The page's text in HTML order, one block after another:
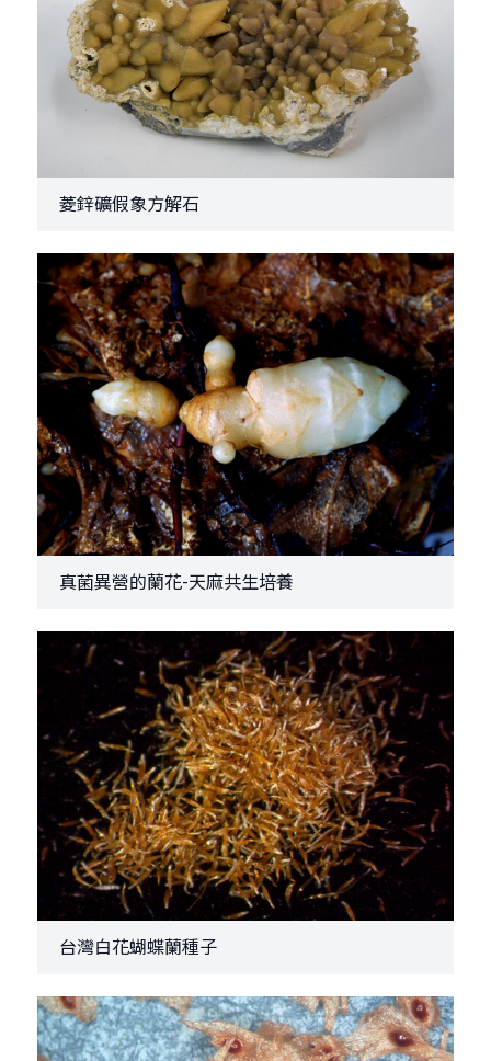
菱鋅礦假象方解石
真菌異營的蘭花-天麻共生培養
台灣白花蝴蝶蘭種子